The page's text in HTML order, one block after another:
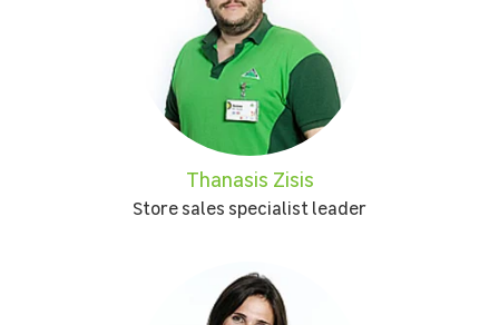
Thanasis Zisis
Store sales specialist leader